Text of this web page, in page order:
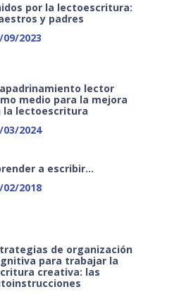
por la lectoescritura:
y padres
09/2023
lector
medio para la mejora
la lectoescritura
03/2024
a escribir…
02/2018
de organización
para trabajar la
creativa: las